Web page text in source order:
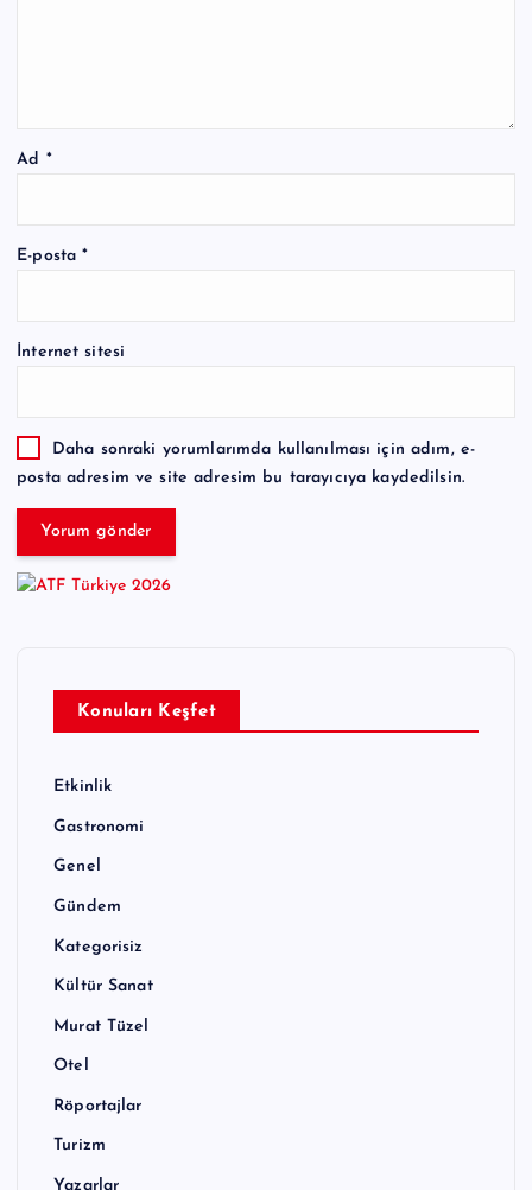
Ad *
E-posta*
İnternet sitesi
Daha sonraki yorumlarımda kullanılması için adım, e-
posta adresim ve site adresim bu tarayıcıya kaydedilsin.
Konuları Keşfet
Etkinlik
Gastronomi
Genel
Gündem
Kategorisiz
Kültür Sanat
Murat Tüzel
Otel
Röportajlar
Turizm
Yazarlar